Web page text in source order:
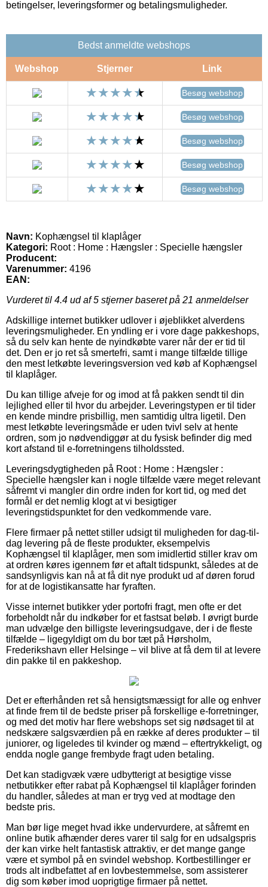
betingelser, leveringsformer og betalingsmuligheder.
Bedst anmeldte webshops
Webshop Stjerner Link
Besøg webshop
Besøg webshop
Besøg webshop
Besøg webshop
Besøg webshop
Navn: Kophængsel til klaplåger
Kategori: Root : Home : Hængsler : Specielle hængsler
Producent:
Varenummer: 4196
EAN:
Vurderet til 4.4 ud af 5 stjerner baseret på 21 anmeldelser
Adskillige internet butikker udlover i øjeblikket alverdens
leveringsmuligheder. En yndling er i vore dage pakkeshops,
så du selv kan hente de nyindkøbte varer når der er tid til
det. Den er jo ret så smertefri, samt i mange tilfælde tillige
den mest letkøbte leveringsversion ved køb af Kophængsel
til klaplåger.
Du kan tillige afveje for og imod at få pakken sendt til din
lejlighed eller til hvor du arbejder. Leveringstypen er til tider
en kende mindre prisbillig, men samtidig ultra ligetil. Den
mest letkøbte leveringsmåde er uden tvivl selv at hente
ordren, som jo nødvendiggør at du fysisk befinder dig med
kort afstand til e-forretningens tilholdssted.
Leveringsdygtigheden på Root : Home : Hængsler :
Specielle hængsler kan i nogle tilfælde være meget relevant
såfremt vi mangler din ordre inden for kort tid, og med det
formål er det nemlig klogt at vi besigtiger
leveringstidspunktet for den vedkommende vare.
Flere firmaer på nettet stiller udsigt til muligheden for dag-til-
dag levering på de fleste produkter, eksempelvis
Kophængsel til klaplåger, men som imidlertid stiller krav om
at ordren køres igennem før et aftalt tidspunkt, således at de
sandsynligvis kan nå at få dit nye produkt ud af døren forud
for at de logistikansatte har fyraften.
Visse internet butikker yder portofri fragt, men ofte er det
forbeholdt når du indkøber for et fastsat beløb. I øvrigt burde
man udvælge den billigste leveringsudgave, der i de fleste
tilfælde – ligegyldigt om du bor tæt på Hørsholm,
Frederikshavn eller Helsinge – vil blive at få dem til at levere
din pakke til en pakkeshop.
Det er efterhånden ret så hensigtsmæssigt for alle og enhver
at finde frem til de bedste priser på forskellige e-forretninger,
og med det motiv har flere webshops set sig nødsaget til at
nedskære salgsværdien på en række af deres produkter – til
juniorer, og ligeledes til kvinder og mænd – eftertrykkeligt, og
endda nogle gange frembyde fragt uden betaling.
Det kan stadigvæk være udbytterigt at besigtige visse
netbutikker efter rabat på Kophængsel til klaplåger forinden
du handler, således at man er tryg ved at modtage den
bedste pris.
Man bør lige meget hvad ikke undervurdere, at såfremt en
online butik afhænder deres varer til salg for en udsalgspris
der kan virke helt fantastisk attraktiv, er det mange gange
være et symbol på en svindel webshop. Kortbestillinger er
trods alt indbefattet af en lovbestemmelse, som assisterer
dig som køber imod uoprigtige firmaer på nettet.